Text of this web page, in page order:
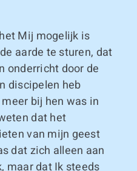
Mij mogelijk is
aarde te sturen, dat
onderricht door de
discipelen heb
bij hen was in
dat het
van mijn geest
dat zich alleen aan
maar dat Ik steeds